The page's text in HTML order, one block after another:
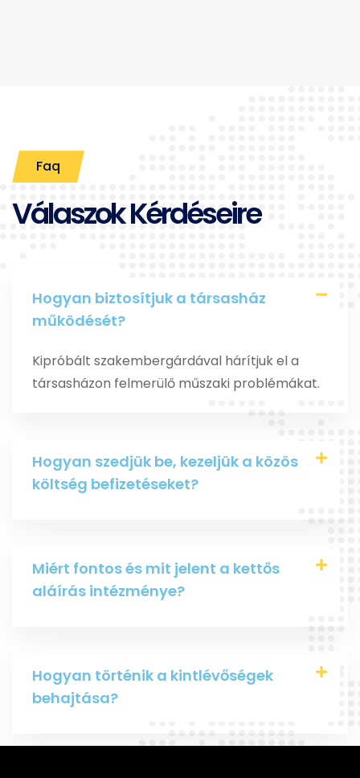
Faq
Válaszok Kérdéseire
Hogyan biztosítjuk a társasház
működését?
Kipróbált szakembergárdával hárítjuk el a
társasházon felmerülő műszaki problémákat.
Hogyan szedjük be, kezeljük a közös
költség befizetéseket?
Miért fontos és mit jelent a kettős
aláírás intézménye?
Hogyan történik a kintlévőségek
behajtása?